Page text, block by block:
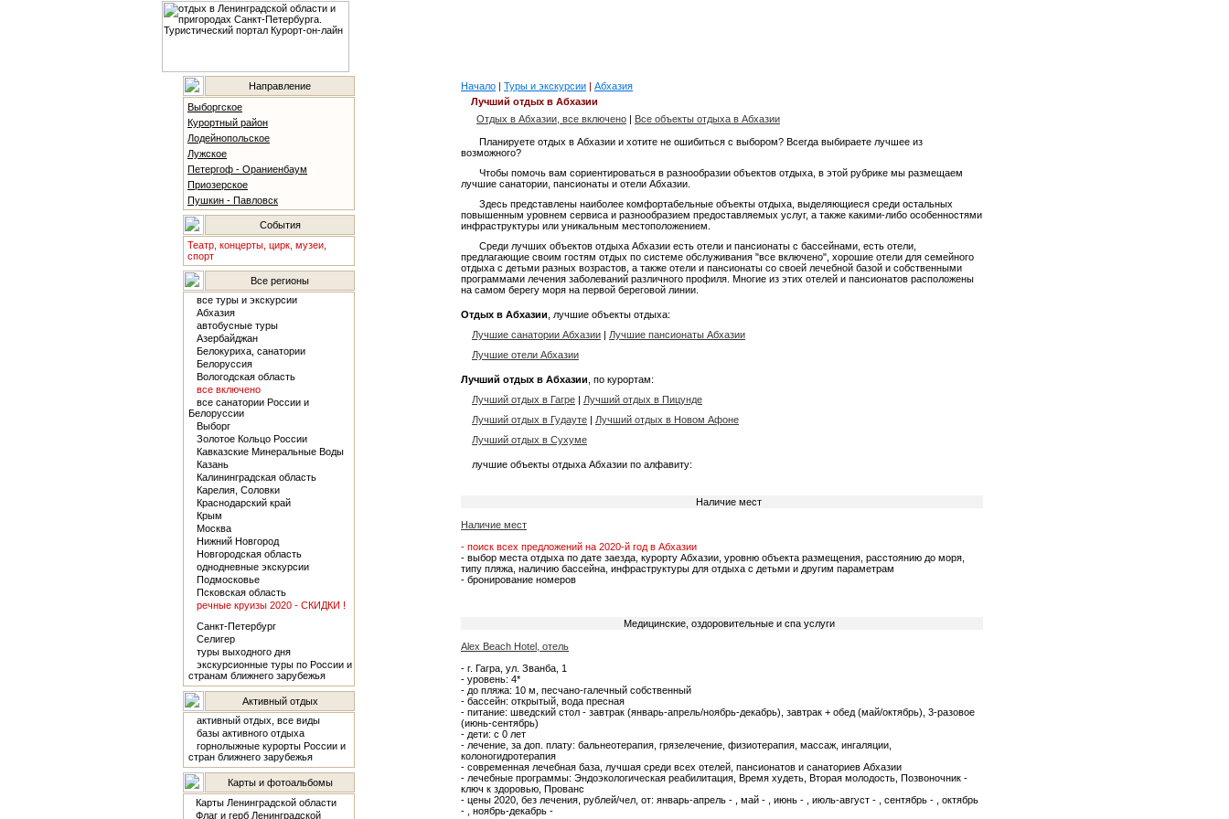
Направление
Выборгское
Курортный район
Лодейнопольское
Лужское
Петергоф - Ораниенбаум
Приозерское
Пушкин - Павловск
События
Театр, концерты, цирк, музеи,
спорт
Все регионы
все туры и экскурсии
Абхазия
автобусные туры
Азербайджан
Белокуриха, санатории
Белоруссия
Вологодская область
все включено
все санатории России и
Белоруссии
Выборг
Золотое Кольцо России
Кавказские Минеральные Воды
Казань
Калининградская область
Карелия, Соловки
Краснодарский край
Крым
Москва
Нижний Новгород
Новгородская область
однодневные экскурсии
Подмосковье
Псковская область
речные круизы 2020 - СКИДКИ !
Санкт-Петербург
Селигер
туры выходного дня
экскурсионные туры по России и
странам ближнего зарубежья
Активный отдых
активный отдых, все виды
базы активного отдыха
горнолыжные курорты России и
стран ближнего зарубежья
Карты и фотоальбомы
Карты Ленинградской области
Флаг и герб Ленинградской
Начало | Туры и экскурсии | Абхазия
Лучший отдых в Абхазии
Отдых в Абхазии, все включено | Все объекты отдыха в Абхазии
Планируете отдых в Абхазии и хотите не ошибиться с выбором? Всегда выбираете лучшее из
возможного?
Чтобы помочь вам сориентироваться в разнообразии объектов отдыха, в этой рубрике мы размещаем
лучшие санатории, пансионаты и отели Абхазии.
Здесь представлены наиболее комфортабельные объекты отдыха, выделяющиеся среди остальных
повышенным уровнем сервиса и разнообразием предоставляемых услуг, а также какими-либо особенностями
инфраструктуры или уникальным местоположением.
Среди лучших объектов отдыха Абхазии есть отели и пансионаты с бассейнами, есть отели,
предлагающие своим гостям отдых по системе обслуживания "все включено", хорошие отели для семейного
отдыха с детьми разных возрастов, а также отели и пансионаты со своей лечебной базой и собственными
программами лечения заболеваний различного профиля. Многие из этих отелей и пансионатов расположены
на самом берегу моря на первой береговой линии.
Отдых в Абхазии , лучшие объекты отдыха:
Лучшие санатории Абхазии | Лучшие пансионаты Абхазии
Лучшие отели Абхазии
Лучший отдых в Абхазии , по курортам:
Лучший отдых в Гагре | Лучший отдых в Пицунде
Лучший отдых в Гудауте | Лучший отдых в Новом Афоне
Лучший отдых в Сухуме
лучшие объекты отдыха Абхазии по алфавиту:
Наличие мест
Наличие мест
- поиск всех предложений на 2020-й год в Абхазии
- выбор места отдыха по дате заезда, курорту Абхазии, уровню объекта размещения, расстоянию до моря,
типу пляжа, наличию бассейна, инфраструктуры для отдыха с детьми и другим параметрам
- бронирование номеров
Медицинские, оздоровительные и спа услуги
Alex Beach Hotel, отель
- г. Гагра, ул. Званба, 1
- уровень: 4*
- до пляжа: 10 м, песчано-галечный собственный
- бассейн: открытый, вода пресная
- питание: шведский стол - завтрак (январь-апрель/ноябрь-декабрь), завтрак + обед (май/октябрь), 3-разовое
(июнь-сентябрь)
- дети: с 0 лет
- лечение, за доп. плату: бальнеотерапия, грязелечение, физиотерапия, массаж, ингаляции,
колоногидротерапия
- современная лечебная база, лучшая среди всех отелей, пансионатов и санаториев Абхазии
- лечебные программы: Эндоэкологическая реабилитация, Время худеть, Вторая молодость, Позвоночник -
ключ к здоровью, Прованс
- цены 2020, без лечения, рублей/чел, от: январь-апрель - , май - , июнь - , июль-август - , сентябрь - , октябрь
- , ноябрь-декабрь -